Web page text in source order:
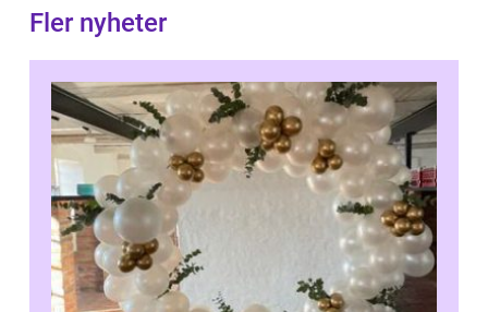
Fler nyheter